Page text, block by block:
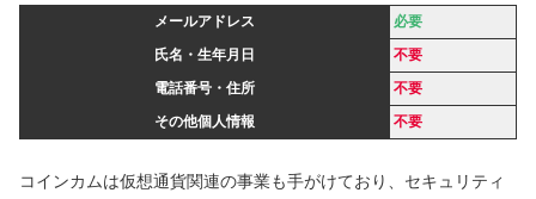
メールアドレス
必要
氏名・生年月日
不要
電話番号・住所
不要
その他個人情報
不要
コインカムは仮想通貨関連の事業も手がけており、セキュリティ